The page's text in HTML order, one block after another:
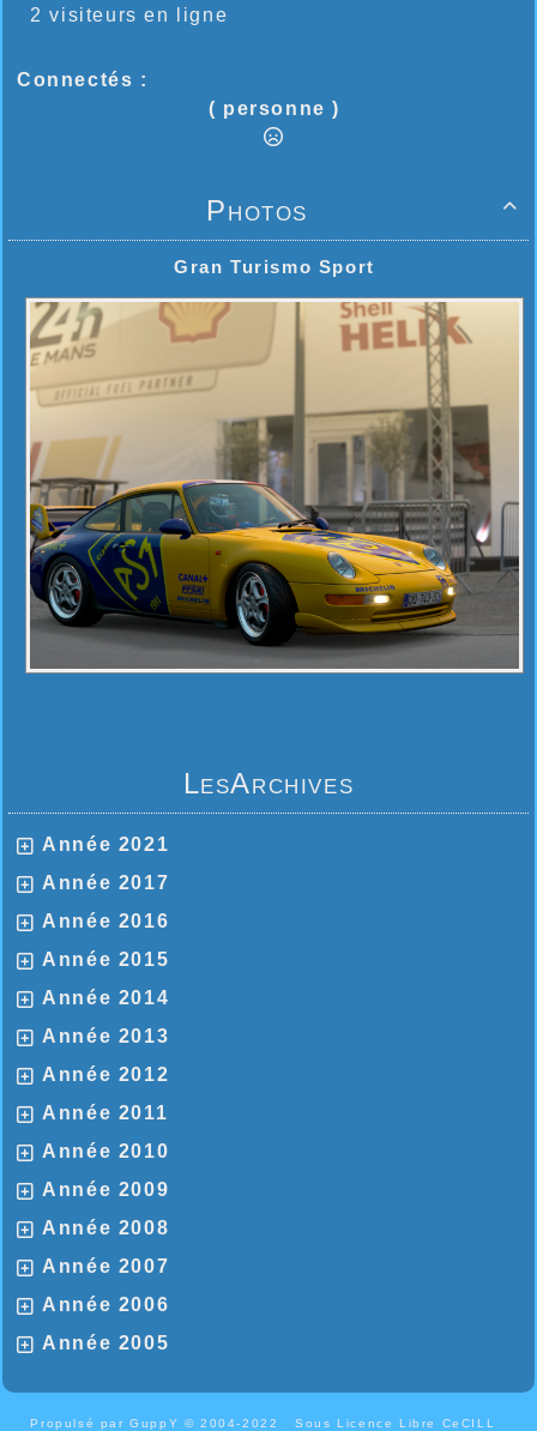
2 visiteurs en ligne
Connectés :
( personne )

Photos
Gran Turismo Sport
LesArchives
Année 2021
Année 2017
Année 2016
Année 2015
Année 2014
Année 2013
Année 2012
Année 2011
Année 2010
Année 2009
Année 2008
Année 2007
Année 2006
Année 2005
Propulsé par GuppY © 2004-2022 Sous Licence Libre CeCILL